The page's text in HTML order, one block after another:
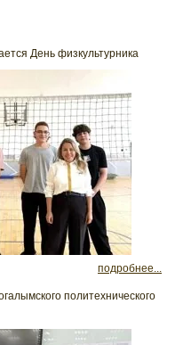
День физкультурника
подробнее...
политехнического